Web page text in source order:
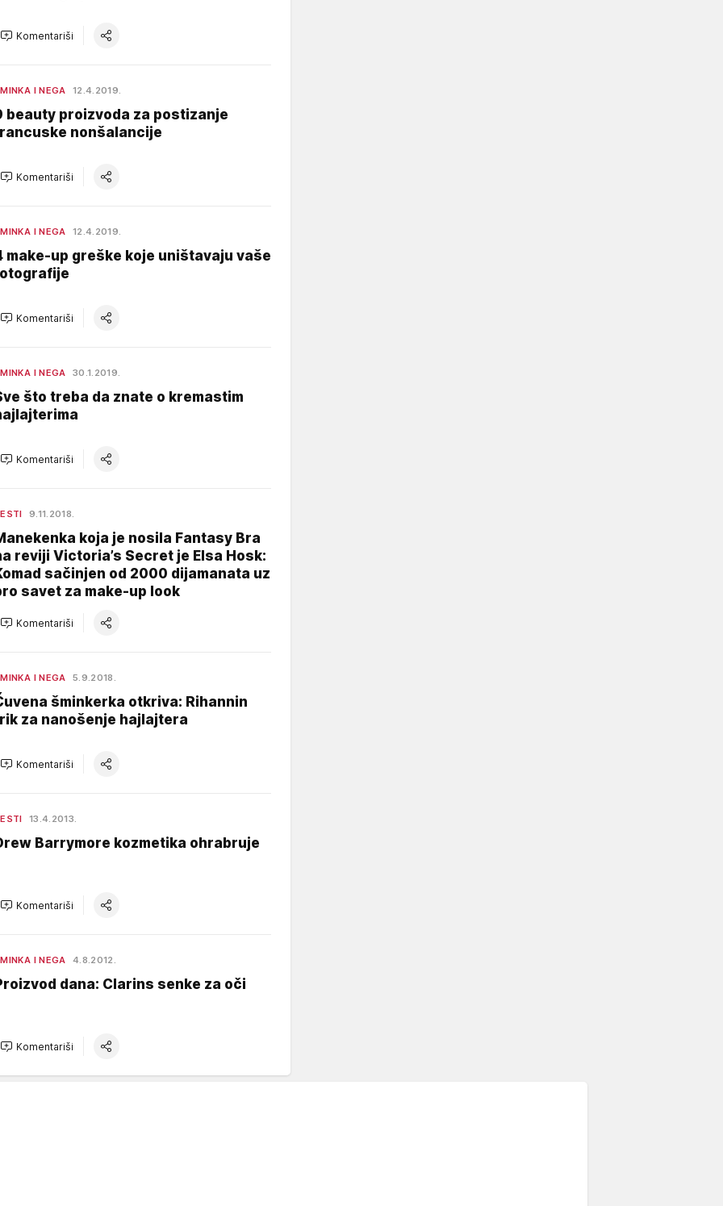
Komentariši
I NEGA 12.4.2019.
beauty proizvoda za postizanje
nonšalancije
Komentariši
I NEGA 12.4.2019.
make-up greške koje uništavaju vaše
Komentariši
I NEGA 30.1.2019.
što treba da znate o kremastim
Komentariši
9.11.2018.
koja je nosila Fantasy Bra
reviji Victoria’s Secret je Elsa Hosk:
sačinjen od 2000 dijamanata uz
savet za make-up look
Komentariši
I NEGA 5.9.2018.
šminkerka otkriva: Rihannin
za nanošenje hajlajtera
Komentariši
13.4.2013.
Barrymore kozmetika ohrabruje
Komentariši
I NEGA 4.8.2012.
dana: Clarins senke za oči
Komentariši